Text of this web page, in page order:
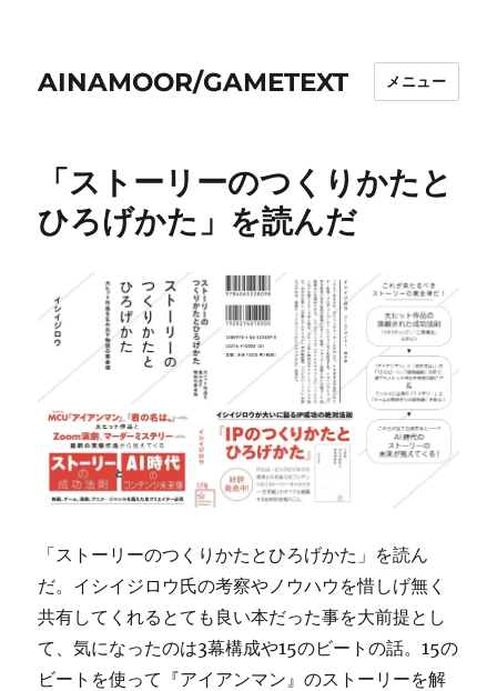
AINAMOOR/GAMETEXT メニュー
「ストーリーのつくりかたと
ひろげかた」を読んだ
「ストーリーのつくりかたとひろげかた」を読ん
だ。イシイジロウ氏の考察やノウハウを惜しげ無く
共有してくれるとても良い本だった事を大前提とし
て、気になったのは3幕構成や15のビートの話。15の
ビートを使って『アイアンマン』のストーリーを解